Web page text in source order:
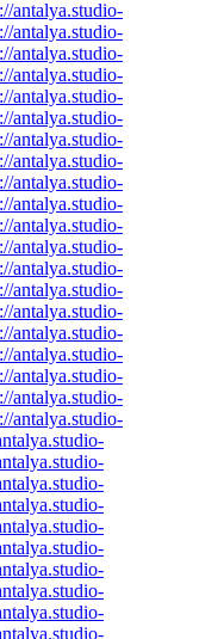
antalya.studio-
antalya.studio-
antalya.studio-
antalya.studio-
antalya.studio-
antalya.studio-
antalya.studio-
antalya.studio-
antalya.studio-
antalya.studio-
antalya.studio-
antalya.studio-
antalya.studio-
antalya.studio-
antalya.studio-
antalya.studio-
antalya.studio-
antalya.studio-
antalya.studio-
antalya.studio-